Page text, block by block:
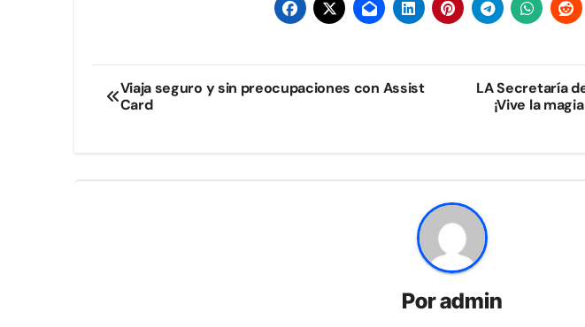
Navegación
de
Viaja seguro y sin preocupaciones con Assist
Card
LA Secretaría
¡Vive la
Poradmin